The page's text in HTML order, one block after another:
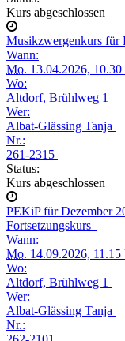
Kurs abgeschlossen
Musikzwergenkurs für
Wann:
Mo. 13.04.2026,
Wo:
Altdorf, Brühlweg 1
Wer:
Albat-Glässing Tanja
Nr.:
261-2315
Status:
Kurs abgeschlossen
PEKiP für Dezember
Fortsetzungskurs
Wann:
Mo. 14.09.2026,
Wo:
Altdorf, Brühlweg 1
Wer:
Albat-Glässing Tanja
Nr.: